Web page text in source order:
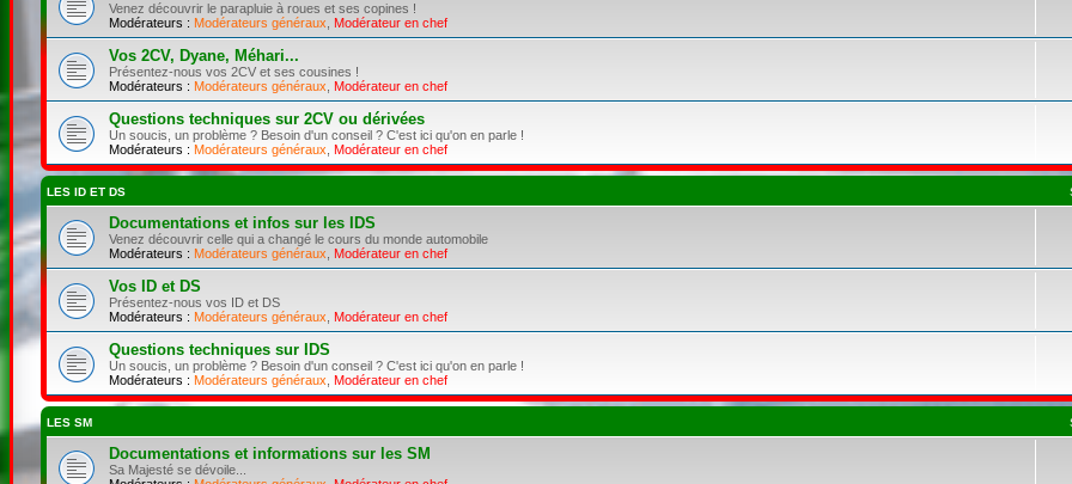
Venez découvrir le parapluie à roues et ses copines !
Modérateurs : Modérateurs généraux Modérateur en chef
Vos 2CV, Dyane, Méhari...
Présentez-nous vos 2CV et ses cousines !
Modérateurs : Modérateurs généraux Modérateur en chef
Questions techniques sur 2CV ou dérivées
Un soucis, un problème ? Besoin d'un conseil ? C'est ici qu'on en parle !
Modérateurs : Modérateurs généraux Modérateur en chef
LES ID ET DS
Documentations et infos sur les IDS
Venez découvrir celle qui a changé le cours du monde automobile
Modérateurs : Modérateurs généraux Modérateur en chef
Vos ID et DS
Présentez-nous vos ID et DS
Modérateurs : Modérateurs généraux Modérateur en chef
Questions techniques sur IDS
Un soucis, un problème ? Besoin d'un conseil ? C'est ici qu'on en parle !
Modérateurs : Modérateurs généraux Modérateur en chef
LES SM
Documentations et informations sur les SM
Sa Majesté se dévoile...